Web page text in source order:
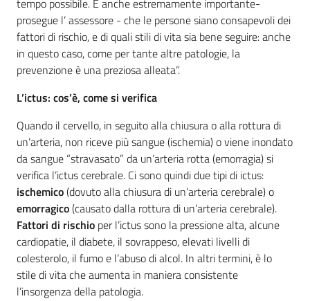
tempo possibile. È anche estremamente importante-
prosegue l’ assessore - che le persone siano consapevoli dei
fattori di rischio, e di quali stili di vita sia bene seguire: anche
in questo caso, come per tante altre patologie, la
prevenzione è una preziosa alleata”.
L’ictus: cos’è, come si verifica
Quando il cervello, in seguito alla chiusura o alla rottura di
un’arteria, non riceve più sangue (ischemia) o viene inondato
da sangue “stravasato” da un’arteria rotta (emorragia) si
verifica l’ictus cerebrale. Ci sono quindi due tipi di ictus:
ischemico(dovuto alla chiusura di un’arteria cerebrale) o
emorragico(causato dalla rottura di un’arteria cerebrale).
Fattori di rischio per l’ictus sono la pressione alta, alcune
cardiopatie, il diabete, il sovrappeso, elevati livelli di
colesterolo, il fumo e l’abuso di alcol. In altri termini, è lo
stile di vita che aumenta in maniera consistente
l’insorgenza della patologia.